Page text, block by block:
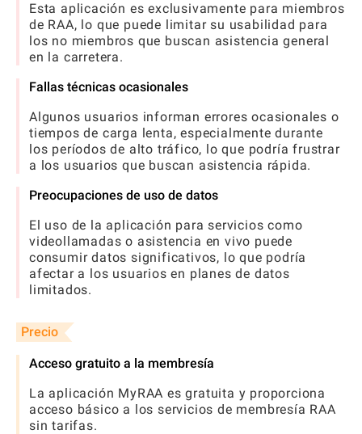
Esta aplicación es exclusivamente para miembros
de RAA, lo que puede limitar su usabilidad para
los no miembros que buscan asistencia general
en la carretera.
Fallas técnicas ocasionales
Algunos usuarios informan errores ocasionales o
tiempos de carga lenta, especialmente durante
los períodos de alto tráfico, lo que podría frustrar
a los usuarios que buscan asistencia rápida.
Preocupaciones de uso de datos
El uso de la aplicación para servicios como
videollamadas o asistencia en vivo puede
consumir datos significativos, lo que podría
afectar a los usuarios en planes de datos
limitados.
Precio
Acceso gratuito a la membresía
La aplicación MyRAA es gratuita y proporciona
acceso básico a los servicios de membresía RAA
sin tarifas.